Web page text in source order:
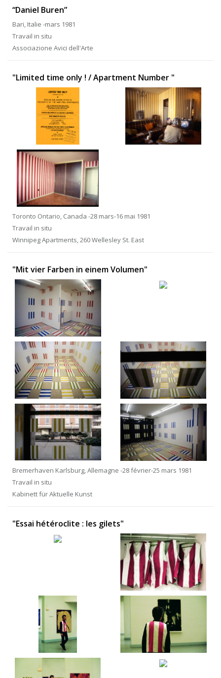
“Daniel Buren”
Bari, Italie -mars 1981
Travail in situ
Associazione Avici dell'Arte
"Limited time only ! / Apartment Number "
Toronto Ontario, Canada -28 mars-16 mai 1981
Travail in situ
Winnipeg Apartments, 260 Wellesley St. East
"Mit vier Farben in einem Volumen"
Bremerhaven Karlsburg, Allemagne -28 février-25 mars 1981
Travail in situ
Kabinett für Aktuelle Kunst
"Essai hétéroclite : les gilets"